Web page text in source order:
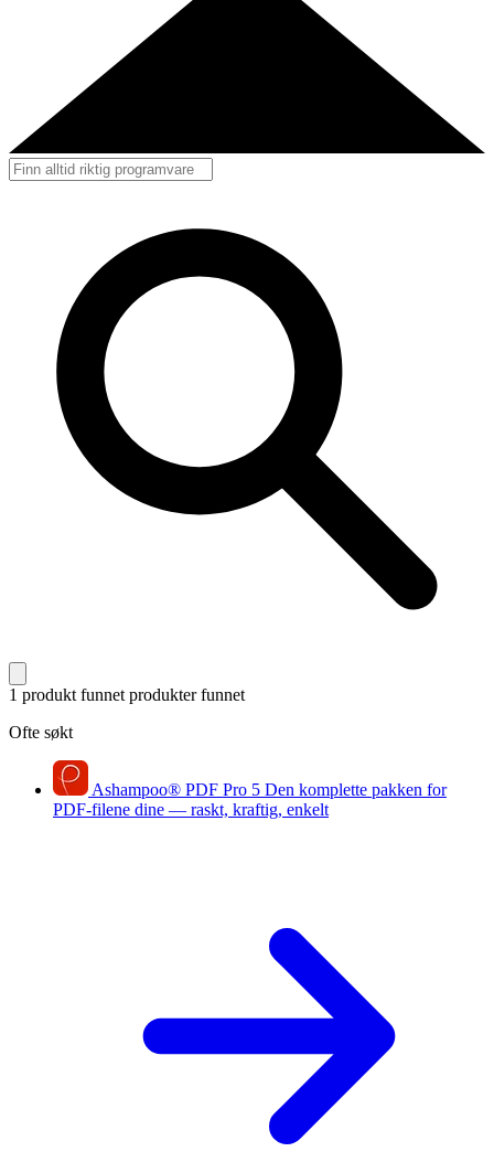
1 produkt funnet produkter funnet
Ofte søkt
Ashampoo® PDF Pro 5 Den komplette pakken for
PDF-filene dine — raskt, kraftig, enkelt